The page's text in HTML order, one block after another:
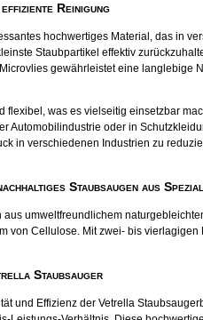
Reinigung
hochwertiges Material, das in
Staubpartikel effektiv
gewährleistet eine
flexibel, was es vielseitig einsetzbar
Automobilindustrie oder in
in verschiedenen Industrien zu
Staubsaugen aus
umweltfreundlichem
von Cellulose. Mit zwei- bis
Staubsauger
und Effizienz der Vetrella